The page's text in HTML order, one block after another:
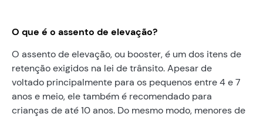
O que é o assento de elevação?
O assento de elevação, ou booster, é um dos itens de
retenção exigidos na lei de trânsito. Apesar de
voltado principalmente para os pequenos entre 4 e 7
anos e meio, ele também é recomendado para
crianças de até 10 anos. Do mesmo modo, menores de